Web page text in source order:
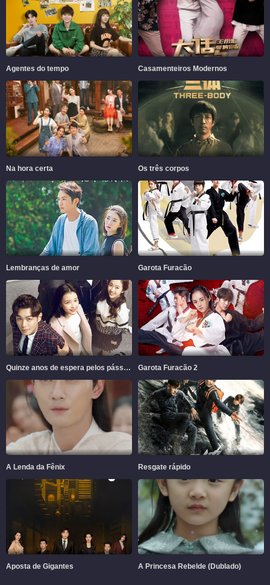
Agentes do tempo Casamenteiros Modernos
Na hora certa Os três corpos
Lembranças de amor Garota Furacão
Quinze anos de espera pelos pássaros migratórios Garota Furacão 2
A Lenda da Fênix Resgate rápido
Aposta de Gigantes A Princesa Rebelde (Dublado)